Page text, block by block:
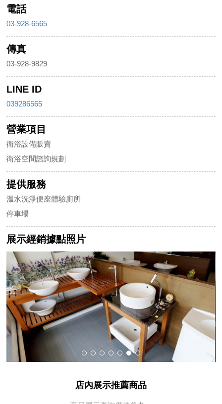
電話
03-928-6565
傳真
03-928-9829
LINE ID
039286565
營業項目
衛浴設備販賣
衛浴空間諮詢規劃
提供服務
溫水洗淨便座體驗廁所
停車場
展示經銷據點照片
店內展示推薦商品